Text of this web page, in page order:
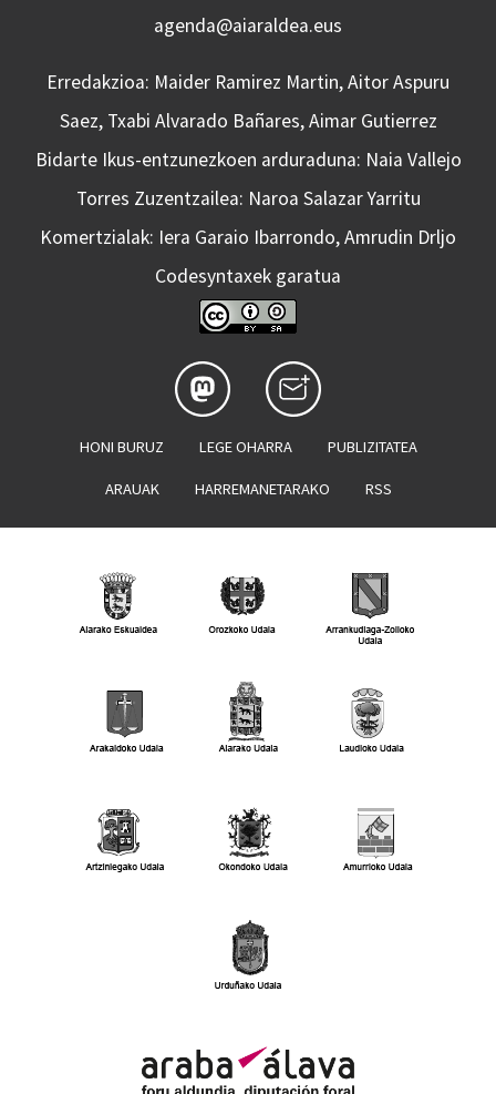
agenda@aiaraldea.eus
Erredakzioa: Maider Ramirez Martin, Aitor Aspuru
Saez, Txabi Alvarado Bañares, Aimar Gutierrez
Bidarte Ikus-entzunezkoen arduraduna: Naia Vallejo
Torres Zuzentzailea: Naroa Salazar Yarritu
Komertzialak: Iera Garaio Ibarrondo, Amrudin Drljo
Codesyntaxek garatua
HONI BURUZ LEGE OHARRA PUBLIZITATEA
ARAUAK HARREMANETARAKO RSS